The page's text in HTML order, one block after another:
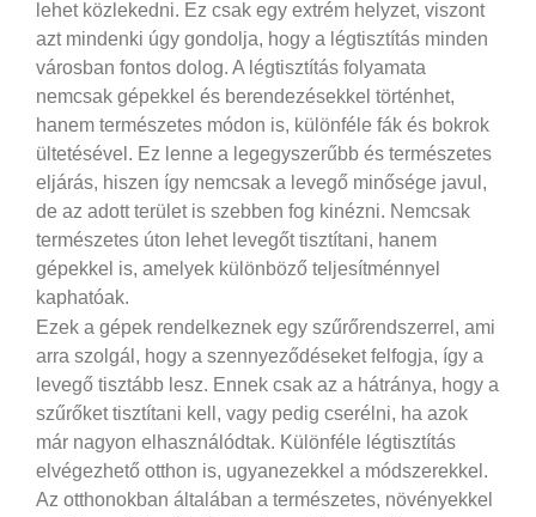
lehet közlekedni. Ez csak egy extrém helyzet, viszont
azt mindenki úgy gondolja, hogy a légtisztítás minden
városban fontos dolog. A légtisztítás folyamata
nemcsak gépekkel és berendezésekkel történhet,
hanem természetes módon is, különféle fák és bokrok
ültetésével. Ez lenne a legegyszerűbb és természetes
eljárás, hiszen így nemcsak a levegő minősége javul,
de az adott terület is szebben fog kinézni. Nemcsak
természetes úton lehet levegőt tisztítani, hanem
gépekkel is, amelyek különböző teljesítménnyel
kaphatóak.
Ezek a gépek rendelkeznek egy szűrőrendszerrel, ami
arra szolgál, hogy a szennyeződéseket felfogja, így a
levegő tisztább lesz. Ennek csak az a hátránya, hogy a
szűrőket tisztítani kell, vagy pedig cserélni, ha azok
már nagyon elhasználódtak. Különféle légtisztítás
elvégezhető otthon is, ugyanezekkel a módszerekkel.
Az otthonokban általában a természetes, növényekkel